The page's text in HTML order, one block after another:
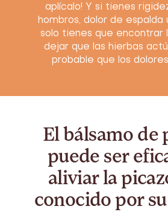
aplícalo! Y si tienes
hombros, dolor de espalda
solo tienes que encontrar
dejar que las hierbas
probable que los
El bálsamo de
puede ser
aliviar la
conocido por